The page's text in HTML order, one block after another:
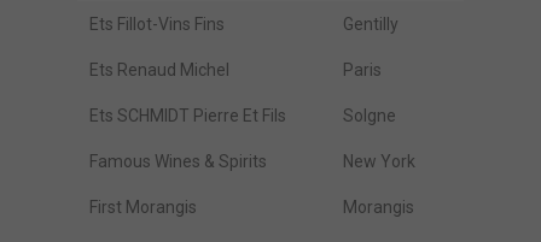
Ets Fillot-Vins Fins Gentilly
Ets Renaud Michel Paris
Ets SCHMIDT Pierre Et Fils Solgne
Famous Wines & Spirits New York
First Morangis Morangis